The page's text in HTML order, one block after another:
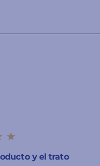
y el trato